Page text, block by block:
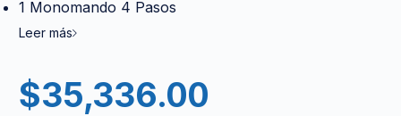
1 Monomando 4 Pasos
Leer más
$35,336.00